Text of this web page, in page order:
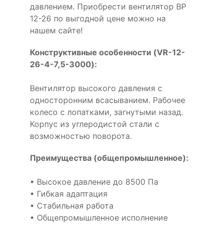
давлением. Приобрести вентилятор ВР
12-26 по выгодной цене можно на
нашем сайте!
Конструктивные особенности (VR-12-
26-4-7,5-3000):
Вентилятор высокого давления с
односторонним всасыванием. Рабочее
колесо с лопатками, загнутыми назад.
Корпус из углеродистой стали с
возможностью поворота.
Преимущества (общепромышленное):
• Высокое давление до 8500 Па
• Гибкая адаптация
• Стабильная работа
• Общепромышленное исполнение